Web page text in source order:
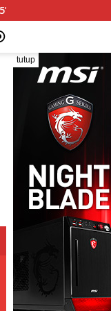
Bangsa-
tutup